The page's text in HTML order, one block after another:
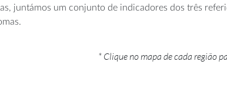
juntámos um conjunto de indicadores dos três
* Clique no mapa de cada região